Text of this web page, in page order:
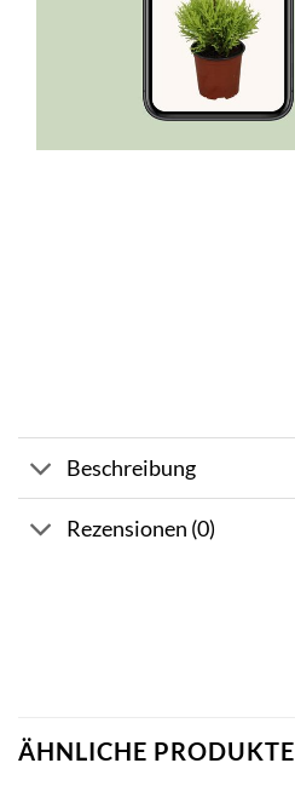
Beschreibung
Rezensionen (0)
ÄHNLICHE PRODUKTE